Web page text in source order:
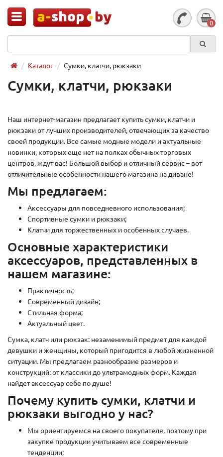
0
Каталог Сумки, клатчи, рюкзаки
Сумки, клатчи, рюкзаки
Наш интернет-магазин предлагает купить сумки, клатчи и
рюкзаки от лучших производителей, отвечающих за качество
своей продукции. Все самые модные модели и актуальные
новинки, которых еще нет на полках обычных торговых
центров, ждут вас! Большой выбор и отличный сервис – вот
отличительные особенности нашего магазина на диване!
Мы предлагаем:
Аксессуары для повседневного использования;
Спортивные сумки и рюкзаки;
Клатчи для торжественных и особенных случаев.
Основные характеристики
аксессуаров, представленных в
нашем магазине:
Практичность;
Современный дизайн;
Стильная форма;
Актуальный цвет.
Сумка, клатч или рюкзак: незаменимый предмет для каждой
девушки и женщины, который пригодится в любой жизненной
ситуации. Мы предлагаем разнообразие размеров и
конструкций: от классики до ультрамодных форм. Каждая
найдет аксессуар себе по душе!
Почему купить сумки, клатчи и
рюкзаки выгодно у нас?
Мы ориентируемся на своего покупателя, поэтому при
закупке продукции учитываем все современные
тенденции;